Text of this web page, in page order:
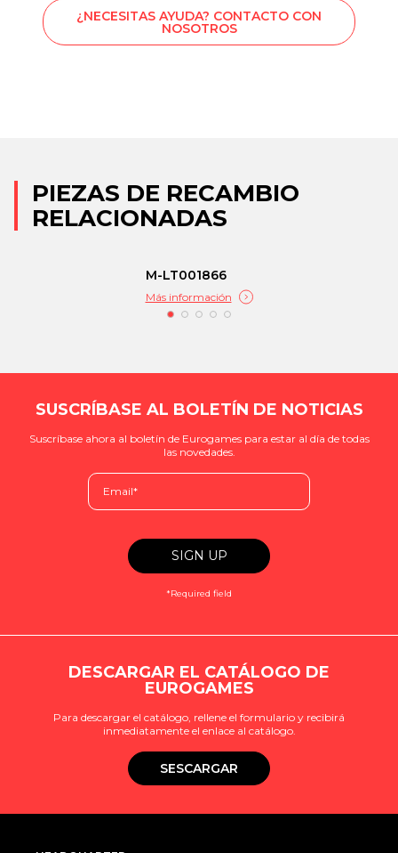
¿NECESITAS AYUDA? CONTACTO CON
NOSOTROS
PIEZAS DE RECAMBIO
RELACIONADAS
M-LT001866
Más información
SUSCRÍBASE AL BOLETÍN DE NOTICIAS
Suscríbase ahora al boletín de Eurogames para estar al día de todas
las novedades.
*Required field
DESCARGAR EL CATÁLOGO DE
EUROGAMES
Para descargar el catálogo, rellene el formulario y recibirá
inmediatamente el enlace al catálogo.
SESCARGAR